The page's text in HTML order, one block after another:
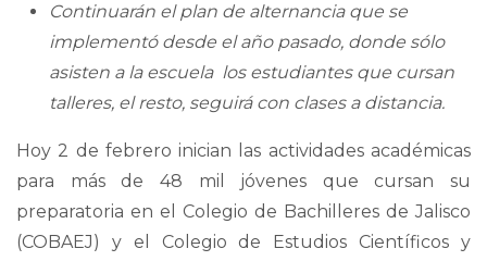
Continuarán el plan de alternancia que se
implementó desde el año pasado, donde sólo
asisten a la escuela los estudiantes que cursan
talleres, el resto, seguirá con clases a distancia.
Hoy 2 de febrero inician las actividades académicas
para más de 48 mil jóvenes que cursan su
preparatoria en el Colegio de Bachilleres de Jalisco
(COBAEJ) y el Colegio de Estudios Científicos y